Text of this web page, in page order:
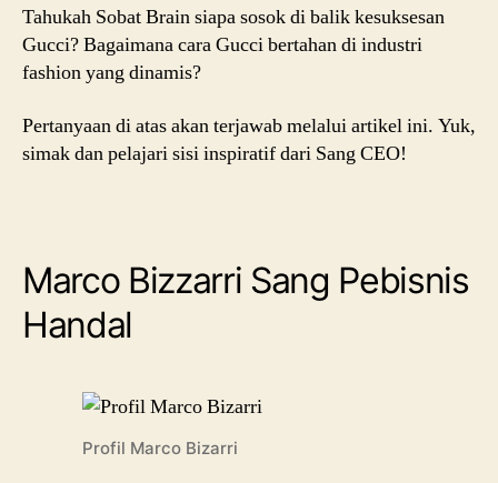
Tahukah Sobat Brain siapa sosok di balik kesuksesan
Gucci? Bagaimana cara Gucci bertahan di industri
fashion yang dinamis?
Pertanyaan di atas akan terjawab melalui artikel ini. Yuk,
simak dan pelajari sisi inspiratif dari Sang CEO!
Marco Bizzarri Sang Pebisnis
Handal
Profil Marco Bizarri